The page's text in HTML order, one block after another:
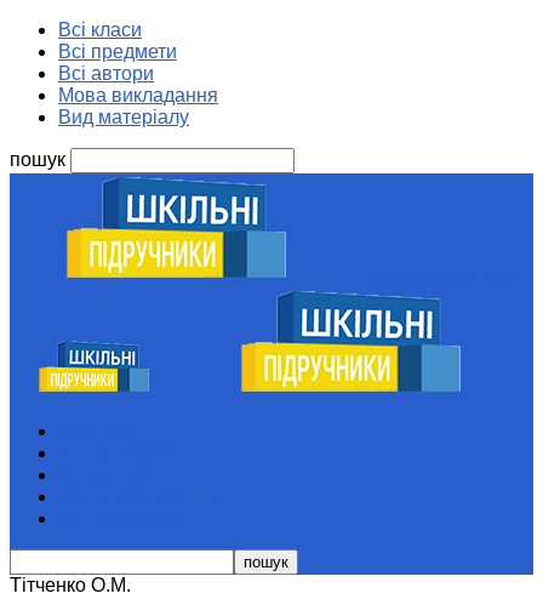
Всі класи
Всі предмети
Всі автори
Мова викладання
Вид матеріалу
пошук
Тітченко О.М.